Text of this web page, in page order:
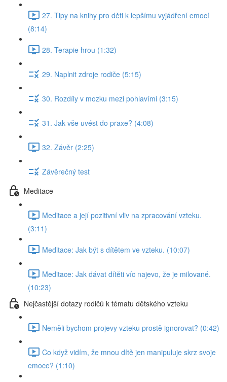
27. Tipy na knihy pro děti k lepšímu vyjádření emocí
(8:14)
28. Terapie hrou (1:32)
29. Naplnit zdroje rodiče (5:15)
30. Rozdíly v mozku mezi pohlavími (3:15)
31. Jak vše uvést do praxe? (4:08)
32. Závěr (2:25)
Závěrečný test
Meditace
Meditace a její pozitivní vliv na zpracování vzteku.
(3:11)
Meditace: Jak být s dítětem ve vzteku. (10:07)
Meditace: Jak dávat dítěti víc najevo, že je milované.
(10:23)
Nejčastější dotazy rodičů k tématu dětského vzteku
Neměli bychom projevy vzteku prostě ignorovat? (0:42)
Co když vidím, že mnou dítě jen manipuluje skrz svoje
emoce? (1:10)